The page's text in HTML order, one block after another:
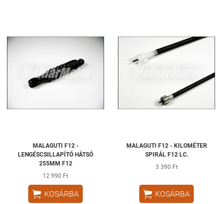
MALAGUTI F12 -
LENGÉSCSILLAPÍTÓ HÁTSÓ
255MM F12
12 990 Ft
 KOSÁRBA
MALAGUTI F12 - KILOMÉTER
SPIRÁL F12 LC.
3 390 Ft
 KOSÁRBA